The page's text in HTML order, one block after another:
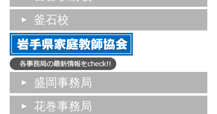
釜石校
盛岡事務局
花巻事務局